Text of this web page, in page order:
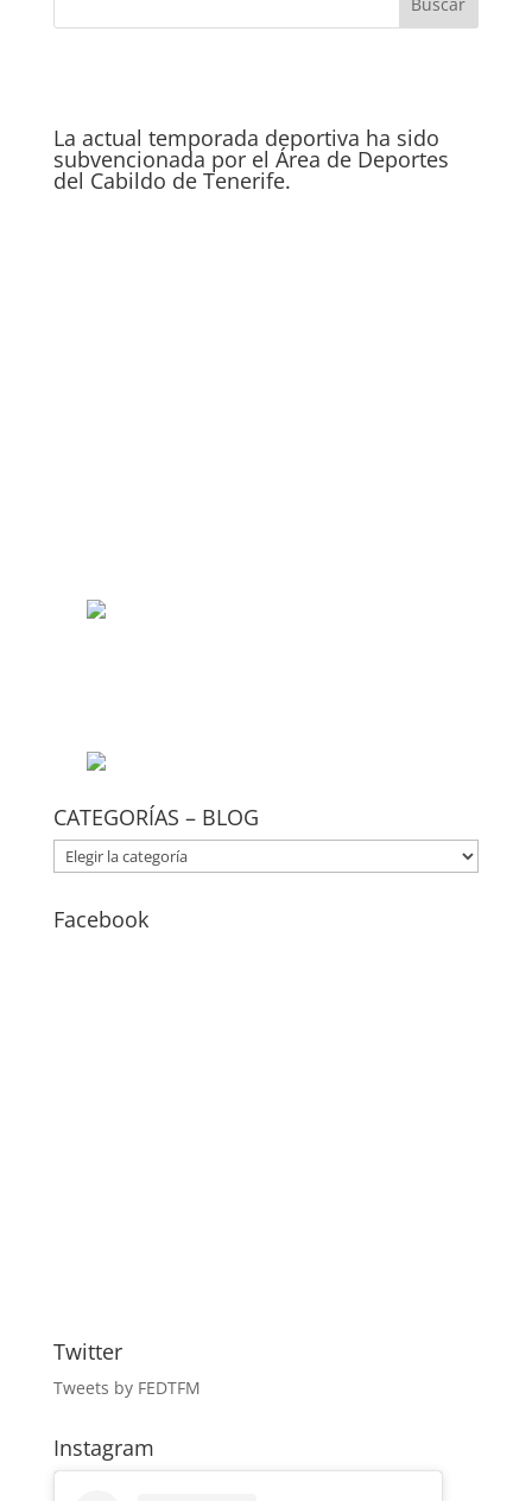
La actual temporada deportiva ha sido
subvencionada por el Área de Deportes
del Cabildo de Tenerife.
CATEGORÍAS – BLOG
CATEGORÍAS
–
Facebook
Twitter
Tweets by FEDTFM
Instagram